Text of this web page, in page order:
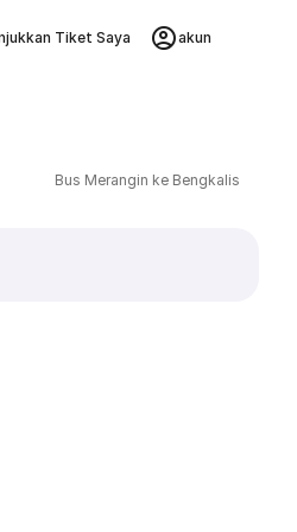
Tiket Saya akun
Bus Merangin ke Bengkalis